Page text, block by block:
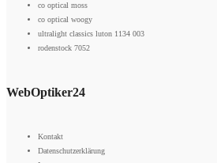
co optical moss
co optical woogy
ultralight classics luton 1134 003
rodenstock 7052
WebOptiker24
Kontakt
Datenschutzerklärung